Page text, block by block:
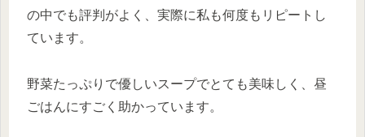
の中でも評判がよく、実際に私も何度もリピートし
ています。
野菜たっぷりで優しいスープでとても美味しく、昼
ごはんにすごく助かっています。